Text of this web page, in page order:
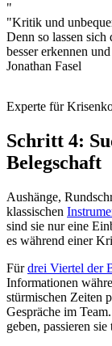
"
"Kritik und
Denn so lassen
besser erkennen
Jonathan Fasel
Experte für
Schritt 4:
Belegschaft
Aushänge,
klassischen
sind sie nur eine
es während einer
Fürdrei Viertel der
Informationen
stürmischen Zeiten
Gespräche im
geben, passieren